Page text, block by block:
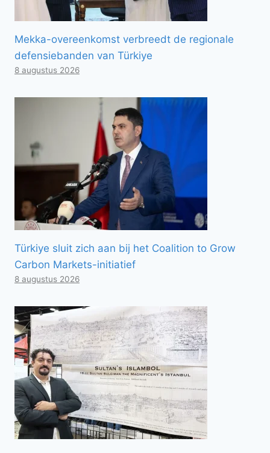
Mekka-overeenkomst verbreedt de regionale
defensiebanden van Türkiye
8 augustus 2026
Türkiye sluit zich aan bij het Coalition to Grow
Carbon Markets-initiatief
8 augustus 2026